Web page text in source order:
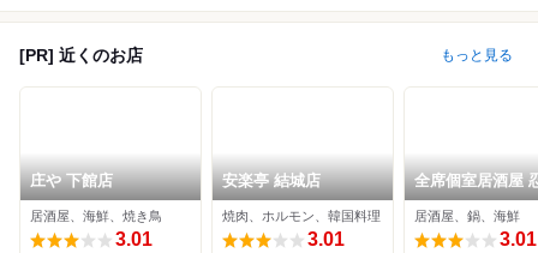
[PR] 近くのお店 もっと見る
庄や 下館店
居酒屋、海鮮、焼き鳥
3.01
安楽亭 結城店
焼肉、ホルモン、韓国料理
3.01
全席個室居酒屋
下館店
居酒屋、鍋、海鮮
3.01